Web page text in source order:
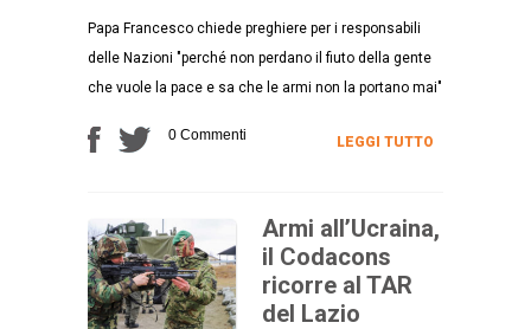
Papa Francesco chiede preghiere per i responsabili
delle Nazioni "perché non perdano il fiuto della gente
che vuole la pace e sa che le armi non la portano mai"
0 Commenti LEGGI TUTTO
Armi all’Ucraina,
il Codacons
ricorre al TAR
del Lazio